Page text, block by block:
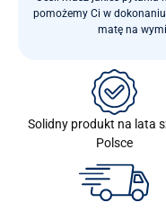
pomożemy Ci w
matę na
Solidny produkt na lata
Polsce